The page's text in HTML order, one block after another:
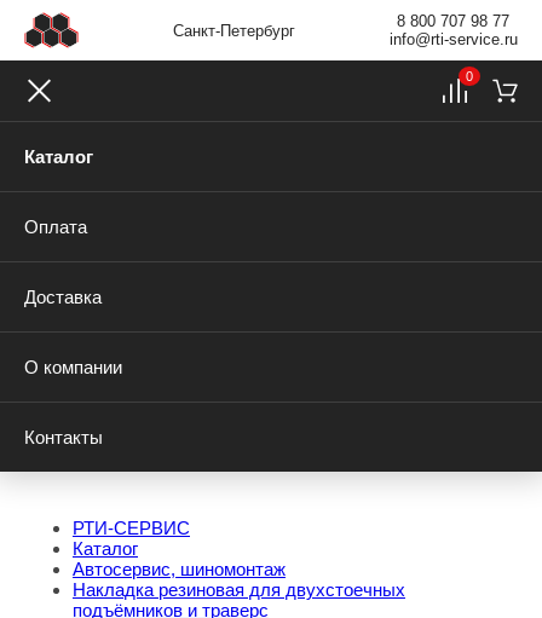
Санкт-Петербург
8 800 707 98 77
info@rti-service.ru
Каталог
Оплата
Доставка
О компании
Контакты
0
РТИ-СЕРВИС
Каталог
Автосервис, шиномонтаж
Накладка резиновая для двухстоечных
подъёмников и траверс